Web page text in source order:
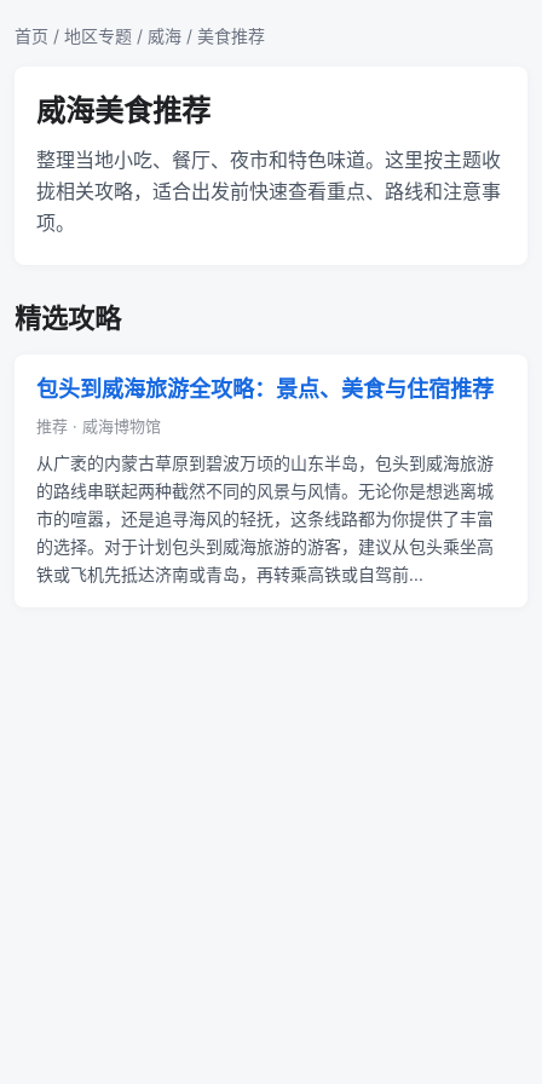
首页 / 地区专题 / 威海 / 美食推荐
威海美食推荐
整理当地小吃、餐厅、夜市和特色味道。这里按主题收
拢相关攻略，适合出发前快速查看重点、路线和注意事
项。
精选攻略
包头到威海旅游全攻略：景点、美食与住宿推荐
推荐 · 威海博物馆
从广袤的内蒙古草原到碧波万顷的山东半岛，包头到威海旅游
的路线串联起两种截然不同的风景与风情。无论你是想逃离城
市的喧嚣，还是追寻海风的轻抚，这条线路都为你提供了丰富
的选择。对于计划包头到威海旅游的游客，建议从包头乘坐高
铁或飞机先抵达济南或青岛，再转乘高铁或自驾前...